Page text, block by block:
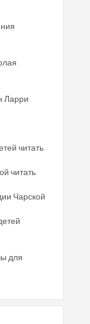
Ларри
читать
читать
Чарской
для